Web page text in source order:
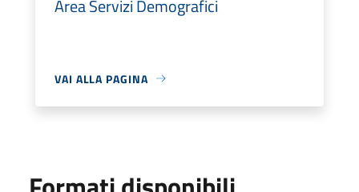
Area Servizi Demografici
VAI ALLA PAGINA